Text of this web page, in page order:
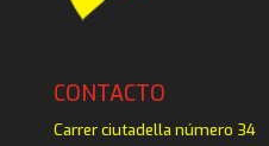
CONTACTO
Carrer ciutadella número 34